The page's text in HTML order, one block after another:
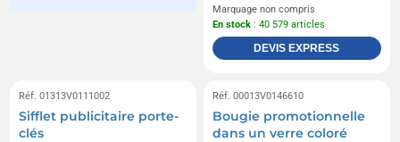
Marquage non compris
En stock : 40 579 articles
DEVIS EXPRESS
Réf. 01313V0111002
Sifflet publicitaire porte-
clés
Réf. 00013V0146610
Bougie promotionnelle
dans un verre coloré